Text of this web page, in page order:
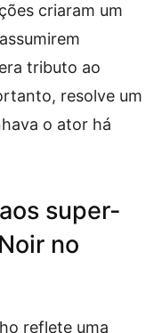
criaram um
tributo ao
resolve um
o ator há
super-
no
reflete uma